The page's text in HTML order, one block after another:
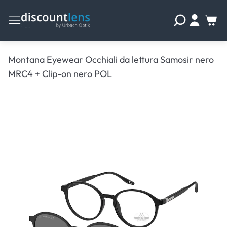
Montana Eyewear Occhiali da lettura Samosir nero
MRC4 + Clip-on nero POL